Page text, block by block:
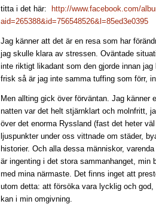
titta i det här:
http://www.facebook.com/
aid=265388&id=756548526&l=85ed3e0395
Jag känner att det är en resa som har
jag skulle klara av stressen. Oväntade
inte riktigt likadant som den gjorde innan
frisk så är jag inte samma tuffing som förr,
Men allting gick över förväntan. Jag känner
natten var det helt stjärnklart och molnfritt,
över det enorma Ryssland (fast det heter
ljuspunkter under oss vittnade om städer,
historier. Och alla dessa människor,
är ingenting i det stora sammanhanget, min
med mina närmaste. Det finns inget att
utom detta: att försöka vara lycklig och
kan i min omgivning.